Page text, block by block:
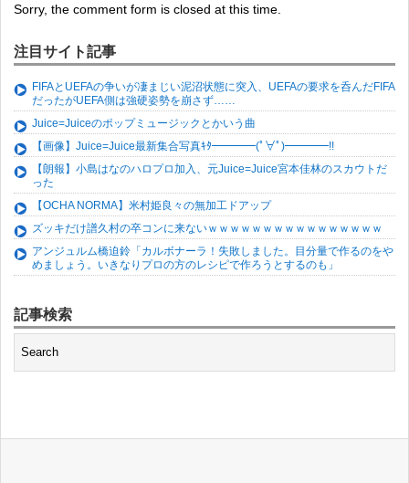
Sorry, the comment form is closed at this time.
注目サイト記事
FIFAとUEFAの争いが凄まじい泥沼状態に突入、UEFAの要求を呑んだFIFA
だったがUEFA側は強硬姿勢を崩さず……
Juice=Juiceのポップミュージックとかいう曲
【画像】Juice=Juice最新集合写真ｷﾀ━━━━(ﾟ∀ﾟ)━━━━!!
【朗報】小島はなのハロプロ加入、元Juice=Juice宮本佳林のスカウトだ
った
【OCHA NORMA】米村姫良々の無加工ドアップ
ズッキだけ譜久村の卒コンに来ないｗｗｗｗｗｗｗｗｗｗｗｗｗｗｗｗ
アンジュルム橋迫鈴「カルボナーラ！失敗しました。目分量で作るのをや
めましょう。いきなりプロの方のレシピで作ろうとするのも」
記事検索